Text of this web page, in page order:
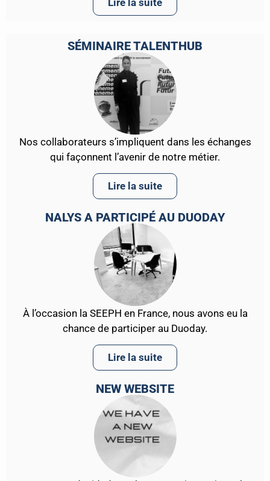
SÉMINAIRE TALENTHUB
Nos collaborateurs s’impliquent dans les échanges
qui façonnent l’avenir de notre métier.
Lire la suite
NALYS A PARTICIPÉ AU DUODAY
À l’occasion la SEEPH en France, nous avons eu la
chance de participer au Duoday.
Lire la suite
NEW WEBSITE